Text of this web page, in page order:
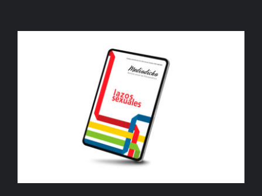
AÑADIR AL CARRITO /